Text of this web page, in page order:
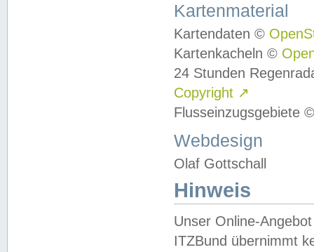
Kartenmaterial
Kartendaten ©
Kartenkacheln ©
24 Stunden
Copyright ↗
Flusseinzugsgebiete
Webdesign
Olaf Gottschall
Hinweis
Unser Online-
ITZBund übernimmt